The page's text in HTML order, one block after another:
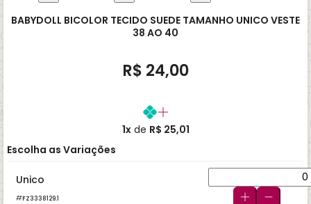
BABYDOLL BICOLOR TECIDO SUEDE TAMANHO UNICO VESTE
38 AO 40
R$ 24,00
1xde R$ 25,01
Escolha as Variações
Unico
FZ3338129.1